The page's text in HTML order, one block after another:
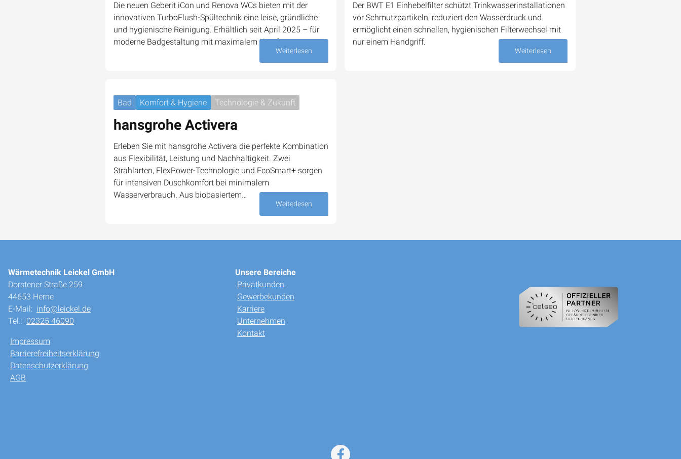
Die neuen Geberit iCon und Renova WCs bieten mit der
innovativen TurboFlush-Spültechnik eine leise, gründliche
und hygienische Reinigung. Erhältlich seit April 2025 – für
moderne Badgestaltung mit maximalem Komfort.
Weiterlesen
Der BWT E1 Einhebelfilter schützt Trinkwasserinstallationen
vor Schmutzpartikeln, reduziert den Wasserdruck und
ermöglicht einen schnellen, hygienischen Filterwechsel mit
nur einem Handgriff.
Weiterlesen
Bad Komfort & Hygiene Technologie & Zukunft
hansgrohe Activera
Erleben Sie mit hansgrohe Activera die perfekte Kombination
aus Flexibilität, Leistung und Nachhaltigkeit. Zwei
Strahlarten, FlexPower-Technologie und EcoSmart+ sorgen
für intensiven Duschkomfort bei minimalem
Wasserverbrauch. Aus biobasiertem…
Weiterlesen
Wärmetechnik Leickel GmbH
Dorstener Straße 259
44653 Herne
E-Mail: info@leickel.de
Tel.: 02325 46090
Impressum
Barrierefreiheitserklärung
Datenschutzerklärung
AGB
Unsere Bereiche
Privatkunden
Gewerbekunden
Karriere
Unternehmen
Kontakt